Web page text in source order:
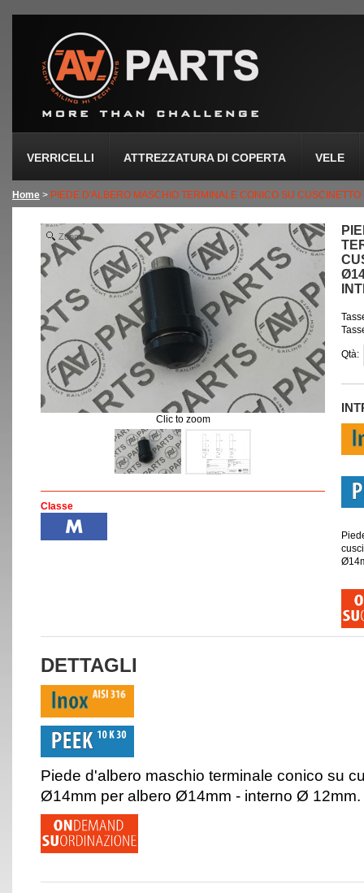
VERRICELLI ATTREZZATURA DI COPERTA VELE
Home > PIEDE D'ALBERO MASCHIO TERMINALE CONICO SU
Qtà:
Zoom
Clic to zoom
Classe
DETTAGLI
Piede d'albero maschio terminale conico su
Ø14mm per albero Ø14mm - interno Ø 12mm.